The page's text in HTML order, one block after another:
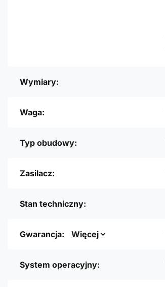
Wymiary:
Waga:
Typ obudowy:
Zasilacz:
Stan techniczny:
Gwarancja: Więcej
System operacyjny: